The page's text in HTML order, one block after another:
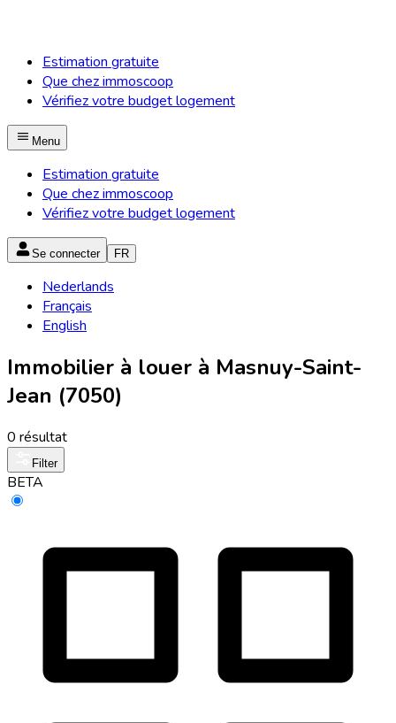
Estimation gratuite
Que chez immoscoop
Vérifiez votre budget logement
Menu
Estimation gratuite
Que chez immoscoop
Vérifiez votre budget logement
Se connecter FR
Nederlands
Français
English
Immobilier à louer à Masnuy-Saint-
Jean (7050)
0 résultat
Filter
BETA